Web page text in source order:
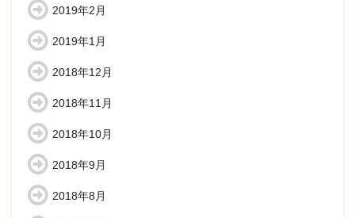
2019年2月
2019年1月
2018年12月
2018年11月
2018年10月
2018年9月
2018年8月